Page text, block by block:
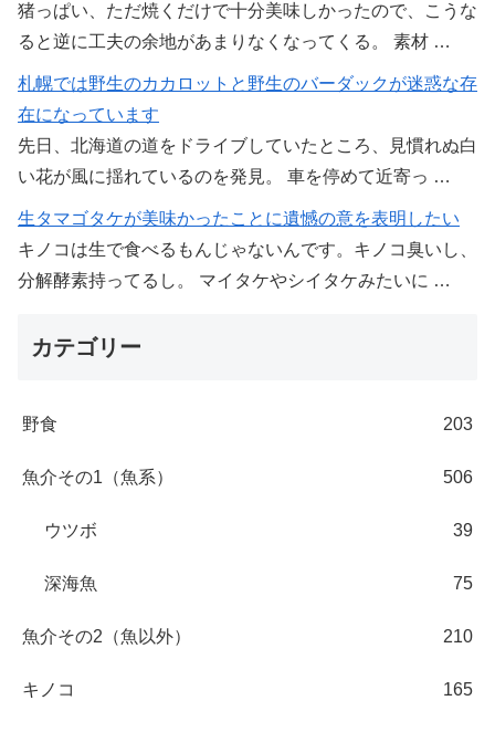
猪っぱい、ただ焼くだけで十分美味しかったので、こうな
ると逆に工夫の余地があまりなくなってくる。 素材 …
札幌では野生のカカロットと野生のバーダックが迷惑な存
在になっています
先日、北海道の道をドライブしていたところ、見慣れぬ白
い花が風に揺れているのを発見。 車を停めて近寄っ …
生タマゴタケが美味かったことに遺憾の意を表明したい
キノコは生で食べるもんじゃないんです。キノコ臭いし、
分解酵素持ってるし。 マイタケやシイタケみたいに …
カテゴリー
野食 203
魚介その1（魚系） 506
ウツボ 39
深海魚 75
魚介その2（魚以外） 210
キノコ 165